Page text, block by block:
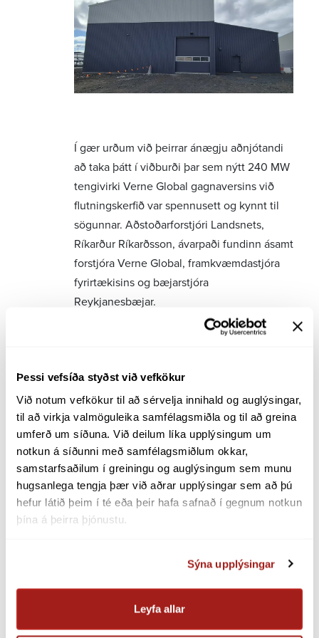
Þessi vefsíða styðst við vefkökur
Við notum vefkökur til að sérvelja innihald og auglýsingar,
til að virkja valmöguleika samfélagsmiðla og til að greina
umferð um síðuna. Við deilum líka upplýsingum um
notkun á síðunni með samfélagsmiðlum okkar,
samstarfsaðilum í greiningu og auglýsingum sem munu
hugsanlega tengja þær við aðrar upplýsingar sem að þú
hefur látið þeim í té eða þeir hafa safnað í gegnum notkun
þína á þeirra þjónustu.
Sýna upplýsingar
Leyfa allar
Tilboð - Viðbótartöp ársfj 2. 2024
Tilboð - Viðbótartöp ársfj 3. 2024
Tilboð - Grunntöp ársfj 3. 2024 - ársfj 2. 2025
Gjaldskrá
Reiknivél stórnotenda
Reiknivél dreifiveitna
Flutningsgjaldskrá
Útgefnar gjaldskrár
Birgjar og innkaup
Innkaupakerfi og rammasamningar
Birgjaskilmálar
Stjórn Landsnets
Stjórnarhættir og eignarhald
Lög og reglugerðir
Samþykktir fyrir Landsnet
Erlend samskipti
Siðareglur Landsnets
Stefnan okkar
Laus störf
Í gær urðum við þeirrar ánægju aðnjótandi
að taka þátt í viðburði þar sem nýtt 240 MW
tengivirki Verne Global gagnaversins við
flutningskerfið var spennusett og kynnt til
sögunnar. Aðstoðarforstjóri Landsnets,
Ríkarður Ríkarðsson, ávarpaði fundinn ásamt
forstjóra Verne Global, framkvæmdastjóra
fyrirtækisins og bæjarstjóra
Reykjanesbæjar.
fréttatilkynningu Verne
Morgunblaðsins um málið hér.
Aftur í allar fréttir
Deila á facebook
Deila á twitter
FLÝTI­LEIÐIR
Fréttir
Hlaðvarp
Myndbönd